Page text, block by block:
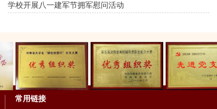
学校开展八一建军节拥军慰问活动
常用链接